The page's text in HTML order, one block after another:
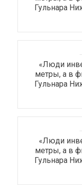
Гульнара
«Люди
метры, а в
Гульнара
«Люди
метры, а в
Гульнара